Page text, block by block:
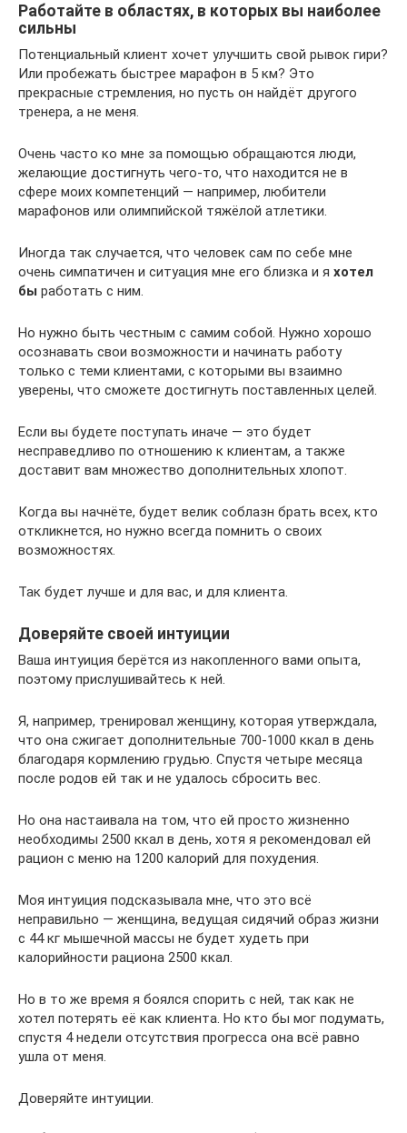
Работайте в областях, в которых вы наиболее
сильны
Потенциальный клиент хочет улучшить свой рывок гири?
Или пробежать быстрее марафон в 5 км? Это
прекрасные стремления, но пусть он найдёт другого
тренера, а не меня.
Очень часто ко мне за помощью обращаются люди,
желающие достигнуть чего-то, что находится не в
сфере моих компетенций — например, любители
марафонов или олимпийской тяжёлой атлетики.
Иногда так случается, что человек сам по себе мне
очень симпатичен и ситуация мне его близка и я хотел
бы работать с ним.
Но нужно быть честным с самим собой. Нужно хорошо
осознавать свои возможности и начинать работу
только с теми клиентами, с которыми вы взаимно
уверены, что сможете достигнуть поставленных целей.
Если вы будете поступать иначе — это будет
несправедливо по отношению к клиентам, а также
доставит вам множество дополнительных хлопот.
Когда вы начнёте, будет велик соблазн брать всех, кто
откликнется, но нужно всегда помнить о своих
возможностях.
Так будет лучше и для вас, и для клиента.
Доверяйте своей интуиции
Ваша интуиция берётся из накопленного вами опыта,
поэтому прислушивайтесь к ней.
Я, например, тренировал женщину, которая утверждала,
что она сжигает дополнительные 700-1000 ккал в день
благодаря кормлению грудью. Спустя четыре месяца
после родов ей так и не удалось сбросить вес.
Но она настаивала на том, что ей просто жизненно
необходимы 2500 ккал в день, хотя я рекомендовал ей
рацион с меню на 1200 калорий для похудения.
Моя интуиция подсказывала мне, что это всё
неправильно — женщина, ведущая сидячий образ жизни
с 44 кг мышечной массы не будет худеть при
калорийности рациона 2500 ккал.
Но в то же время я боялся спорить с ней, так как не
хотел потерять её как клиента. Но кто бы мог подумать,
спустя 4 недели отсутствия прогресса она всё равно
ушла от меня.
Доверяйте интуиции.